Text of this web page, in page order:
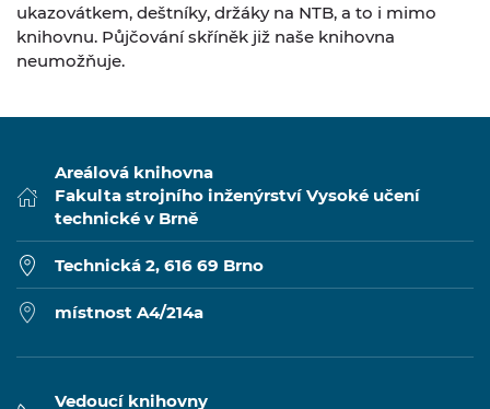
ukazovátkem, deštníky, držáky na NTB, a to i mimo
knihovnu. Půjčování skříněk již naše knihovna
neumožňuje.
Areálová knihovna
Fakulta strojního inženýrství Vysoké učení
technické v Brně
Technická 2, 616 69 Brno
místnost A4/214a
Vedoucí knihovny